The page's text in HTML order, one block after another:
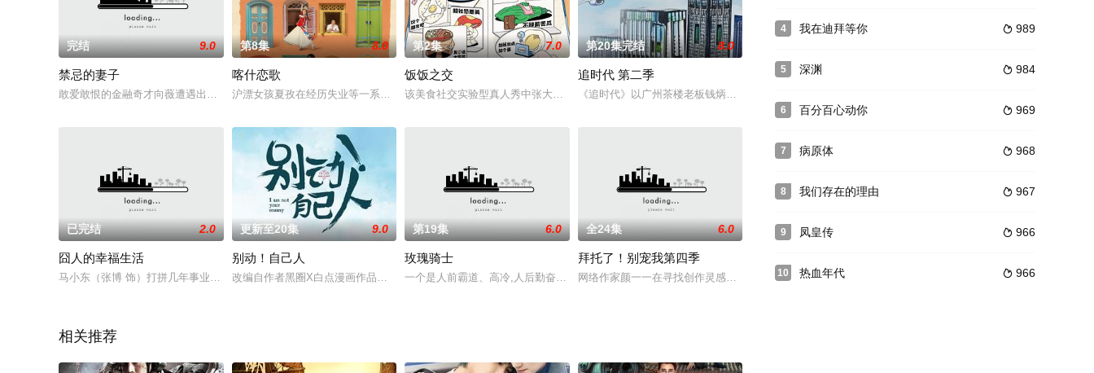
完结 9.0
禁忌的妻子
敢爱敢恨的金融奇才向薇遭遇出轨，竟是来自丈夫和妹妹的联手背叛。随后莫名穿越到平行世界，利用自己高超的商业头脑完美逆袭复
第8集 8.0
喀什恋歌
沪漂女孩夏孜在经历失业等一系列失意后，逃离内卷的大城市回到故乡喀什，慢慢在烟火气中找回内心的节奏。在重建身边世界的过程
第2集 7.0
饭饭之交
该美食社交实验型真人秀中张大大和绵羊料理化身为社交餐厅主理人，在上海组一个做得开心，吃得舒心， 聊得顺心的“陌生人饭局
第20集完结 8.0
追时代 第二季
《追时代》以广州茶楼老板钱炳燊一家为贯穿人物，每一集都有一个相对独立的故事，旨在表现湾区生活的丰
已完结 2.0
囧人的幸福生活
马小东（张博 饰）打拼几年事业无起色，急于结婚的他拿二手钻戒向女友范欣（杨凯淳 饰）求婚，范欣提出唯一的结婚硬件——房
更新至20集 9.0
别动！自己人
改编自作者黑圈X白点漫画作品《别动！自己人》。
第19集 6.0
玫瑰骑士
一个是人前霸道、高冷,人后勤奋、傲娇的总裁。一个是心直口快、能动手决不动口的女特种兵。两个看起来完全不是一个世界的人,
全24集 6.0
拜托了！别宠我第四季
网络作家颜一一在寻找创作灵感时，意外遇到从书中穿越而来，声称来寻找爱妃颜一一的古装美男秦御。虚拟
相关推荐
4  989
我在迪拜等你
5  984
深渊
6  969
百分百心动你
7  968
病原体
8  967
我们存在的理由
9  966
凤皇传
10  966
热血年代